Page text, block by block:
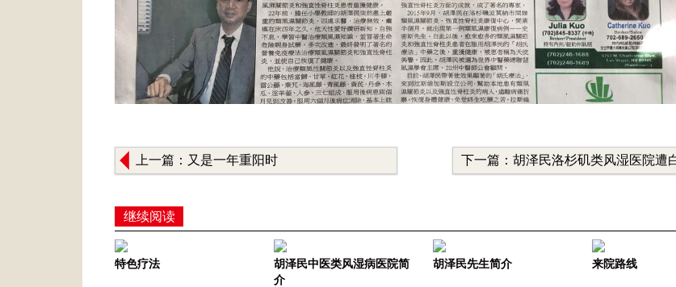
上一篇：又是一年重阳时 下一篇：胡泽民洛杉矶类风湿医院遭
继续阅读
特色疗法
胡泽民中医类风湿病医院简
介
胡泽民先生简介 来院路线